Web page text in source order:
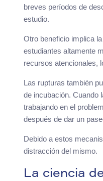
breves períodos de
estudio.
Otro beneficio implica
estudiantes altamente
recursos atencionales,
Las rupturas también
de incubación. Cuando
trabajando en el
después de dar un
Debido a estos
distracción del mismo.
La ciencia